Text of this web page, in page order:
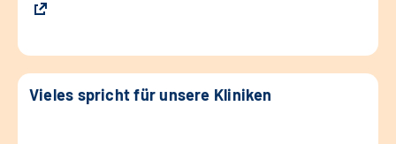
Vieles spricht für unsere Kliniken